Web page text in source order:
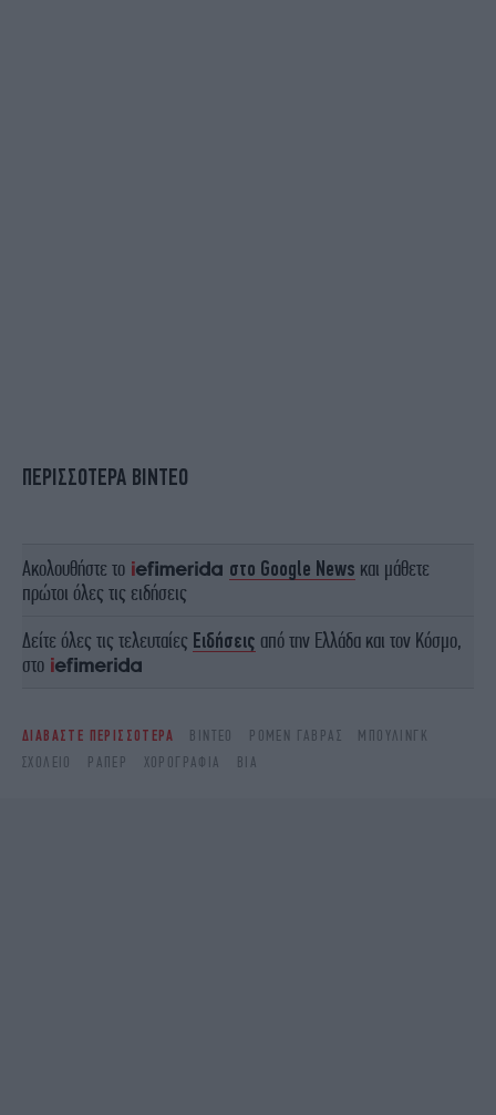
ΠΕΡΙΣΣΟΤΕΡΑ ΒΙΝΤΕΟ
Ακολουθήστε το στο Google News και μάθετε
πρώτοι όλες τις ειδήσεις
Δείτε όλες τις τελευταίες Ειδήσεις από την Ελλάδα και τον Κόσμο,
στο
ΔΙΑΒΑΣΤΕ ΠΕΡΙΣΣΟΤΕΡΑ ΒΊΝΤΕΟ ΡΟΜΈΝ ΓΑΒΡΆΣ
ΜΠΟΥΛΙΝΓΚ
ΣΧΟΛΕΊΟ
ΡΑΠΕΡ ΧΟΡΟΓΡΑΦΊΑ ΒΊΑ